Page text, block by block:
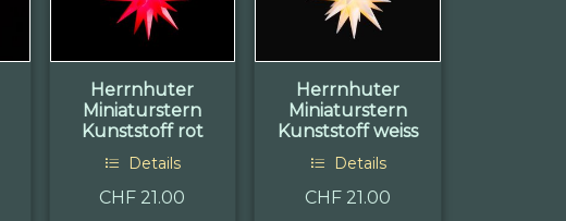
Herrnhuter
Miniaturstern
Kunststoff rot
Details
CHF 21.00
Herrnhuter
Miniaturstern
Kunststoff weiss
Details
CHF 21.00